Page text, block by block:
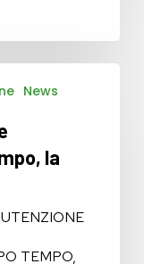
News
la
TEMPO,